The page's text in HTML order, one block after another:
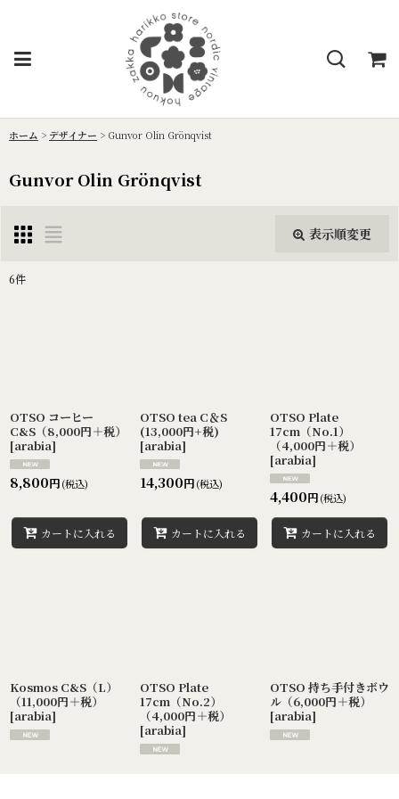
ホーム > デザイナー > Gunvor Olin Grönqvist
Gunvor Olin Grönqvist
表示順変更
絞り込む
6件
OTSO コーヒー
C&S（8,000円＋税）
[arabia]
8,800円(税込)
カートに入れる
OTSO tea C＆S
(13,000円+税)
[arabia]
14,300円(税込)
カートに入れる
OTSO Plate
17cm（No.1）
（4,000円＋税）
[arabia]
4,400円(税込)
カートに入れる
Kosmos C&S（L）
（11,000円＋税）
[arabia]
OTSO Plate
17cm（No.2）
（4,000円＋税）
[arabia]
OTSO 持ち手付きボウ
ル（6,000円＋税）
[arabia]